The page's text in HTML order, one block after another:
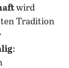
wird
Tradition
: